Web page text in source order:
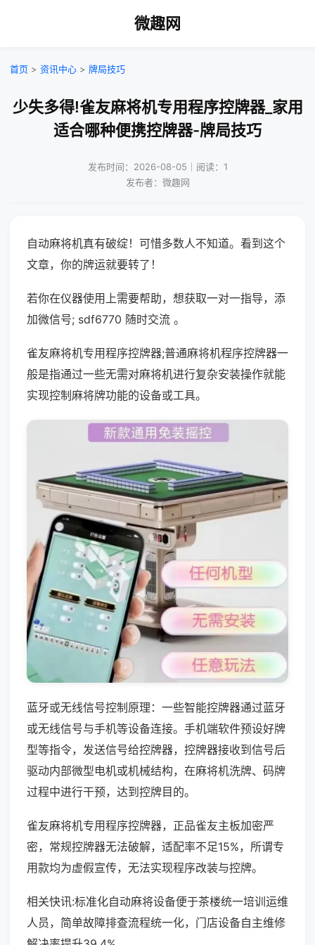
微趣网
首页 > 资讯中心 > 牌局技巧
少失多得!雀友麻将机专用程序控牌器_家用
适合哪种便携控牌器-牌局技巧
发布时间：2026-08-05｜阅读：1
发布者：微趣网
自动麻将机真有破绽！可惜多数人不知道。看到这个
文章，你的牌运就要转了！
若你在仪器使用上需要帮助，想获取一对一指导，添
加微信号; sdf6770 随时交流 。
雀友麻将机专用程序控牌器;普通麻将机程序控牌器一
般是指通过一些无需对麻将机进行复杂安装操作就能
实现控制麻将牌功能的设备或工具。
蓝牙或无线信号控制原理：一些智能控牌器通过蓝牙
或无线信号与手机等设备连接。手机端软件预设好牌
型等指令，发送信号给控牌器，控牌器接收到信号后
驱动内部微型电机或机械结构，在麻将机洗牌、码牌
过程中进行干预，达到控牌目的。
雀友麻将机专用程序控牌器，正品雀友主板加密严
密，常规控牌器无法破解，适配率不足15%，所谓专
用款均为虚假宣传，无法实现程序改装与控牌。
相关快讯:标准化自动麻将设备便于茶楼统一培训运维
人员，简单故障排查流程统一化，门店设备自主维修